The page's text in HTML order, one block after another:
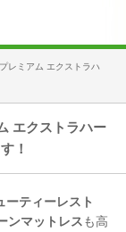
レミアム エクストラハ
エクストラハー
！
ーティーレスト
ンマットレスも高